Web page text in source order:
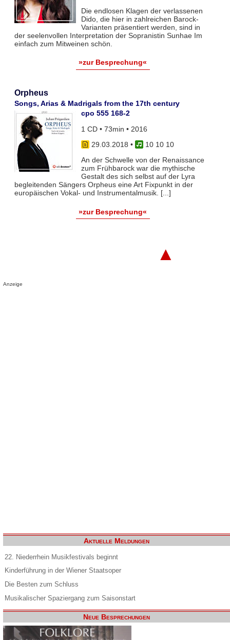
Die endlosen Klagen der verlassenen
Dido, die hier in zahlreichen Barock-
Varianten präsentiert werden, sind in
der seelenvollen Interpretation der Sopranistin Sunhae Im
einfach zum Mitweinen schön.
»zur Besprechung«
Orpheus
Songs, Arias & Madrigals from the 17th century
cpo 555 168-2
1 CD • 73min • 2016
29.03.2018 •
10 10 10
An der Schwelle von der Renaissance
zum Frühbarock war die mythische
Gestalt des sich selbst auf der Lyra
begleitenden Sängers Orpheus eine Art Fixpunkt in der
europäischen Vokal- und Instrumentalmusik. [...]
»zur Besprechung«
▲
Anzeige
Aktuelle Meldungen
22. Niederrhein Musikfestivals beginnt
Kinderführung in der Wiener Staatsoper
Die Besten zum Schluss
Musikalischer Spaziergang zum Saisonstart
Neue Besprechungen